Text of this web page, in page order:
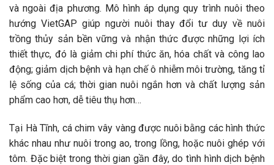
và ngoài địa phương. Mô hình áp dụng quy trình nuôi theo
hướng VietGAP giúp người nuôi thay đổi tư duy về nuôi
trồng thủy sản bền vững và nhận thức được những lợi ích
thiết thực, đó là giảm chi phí thức ăn, hóa chất và công lao
động; giảm dịch bệnh và hạn chế ô nhiễm môi trường, tăng tỉ
lệ sống của cá; thời gian nuôi ngắn hơn và chất lượng sản
phẩm cao hơn, dễ tiêu thụ hơn…
Tại Hà Tĩnh, cá chim vây vàng được nuôi bằng các hình thức
khác nhau như nuôi trong ao, trong lồng, hoặc nuôi ghép với
tôm. Đặc biệt trong thời gian gần đây, do tình hình dịch bệnh